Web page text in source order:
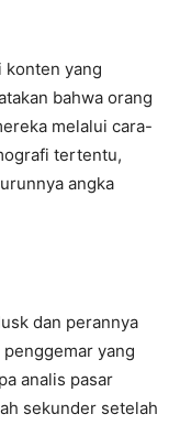
konten yang
bahwa orang
melalui cara-
tertentu,
angka
dan perannya
yang
analis pasar
sekunder setelah